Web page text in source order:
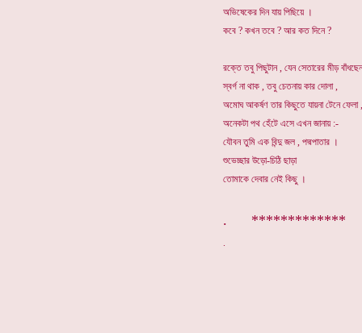
অভিষেকের দিন যায় পিছিয়ে ।
কবে ? কখন তবে ? আর কত দিনে ?
রক্তে তবু পিছুটান , যেন সেতারের মীড়
স্বর্গ না থাক , তবু চেতনায় কার দোলা ,
অমোঘ আকর্ষণ তার কিছুতে যায়না টেনে ফেলা ,
অনেকটা পথ হেঁটে এসে এখন জানায় :-
যৌবন তুমি এক বিন্দু জল , পদ্মপাতার ।
শুভেচ্ছার উড়ো-চিঠি ছাড়া
তোমাকে দেবার নেই কিছু ।
. *************